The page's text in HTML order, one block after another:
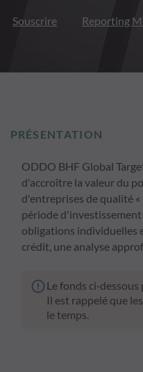
Souscrire Reporting
PRÉSENTATION
ODDO BHF Global
d'accroître la valeur du
d'entreprises de qualité
période d'investissement
obligations individuelles
crédit, une analyse
Le fonds
Il est rappelé que
le temps.